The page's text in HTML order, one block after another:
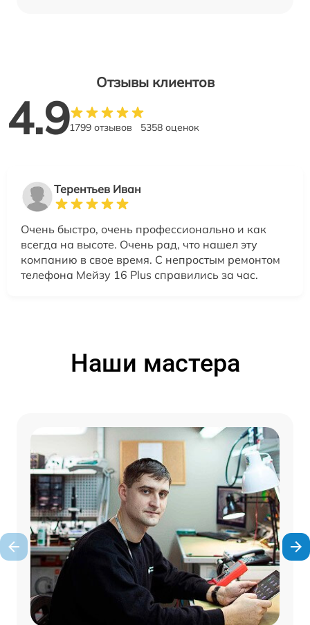
Отзывы клиентов
4.91799 отзывов 5358 оценок
Терентьев Иван
Очень быстро, очень профессионально и как
всегда на высоте. Очень рад, что нашел эту
компанию в свое время. С непростым ремонтом
телефона Мейзу 16 Plus справились за час.
Наши мастера